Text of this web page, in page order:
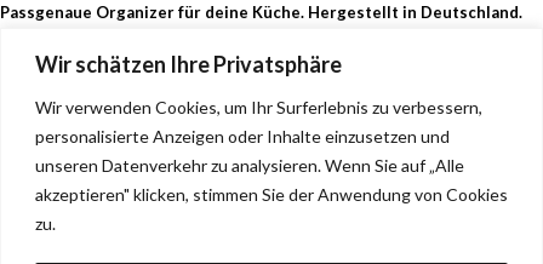
Wir schätzen Ihre Privatsphäre
Wir verwenden Cookies, um Ihr Surferlebnis zu verbessern,
personalisierte Anzeigen oder Inhalte einzusetzen und
unseren Datenverkehr zu analysieren. Wenn Sie auf „Alle
akzeptieren" klicken, stimmen Sie der Anwendung von Cookies
zu.
Passgenaue Organizer für deine Küche. Hergestellt in Deutschland.
Dehmerstr. 93b, Bad Oeynhausen, Deutschland, 32549
info@lana-solution.de
NEUESTE BEITRÄGE
SERVICE